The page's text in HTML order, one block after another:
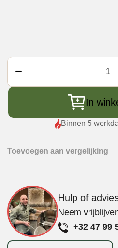
Rubbish
Rubs
Powder
In
Binnen 5
Toevoegen aan vergelijking
Hulp of
Neem
+32 47 99